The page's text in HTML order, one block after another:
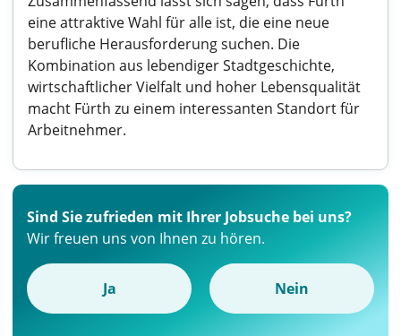
eine attraktive Wahl für alle ist, die eine neue
berufliche Herausforderung suchen. Die
Kombination aus lebendiger Stadtgeschichte,
wirtschaftlicher Vielfalt und hoher Lebensqualität
macht Fürth zu einem interessanten Standort für
Arbeitnehmer.
Sind Sie zufrieden mit Ihrer Jobsuche bei uns?
Wir freuen uns von Ihnen zu hören.
Ja Nein